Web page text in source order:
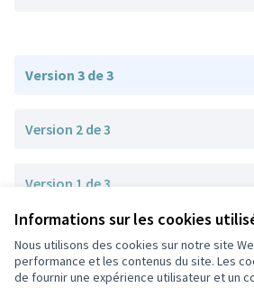
Informations sur les cookies
Nous utilisons des cookies sur notre site
performance et les contenus du site. Les
de fournir une expérience utilisateur et un
Version 3 de 3
Version 2 de 3
Version 1 de 3
Conditions d'utilisation
Paramètres des cookies
Participez Villeurbanne sur X
Participez Villeurbanne sur Facebook
Participez Villeurbanne sur
Participez Villeurbanne sur